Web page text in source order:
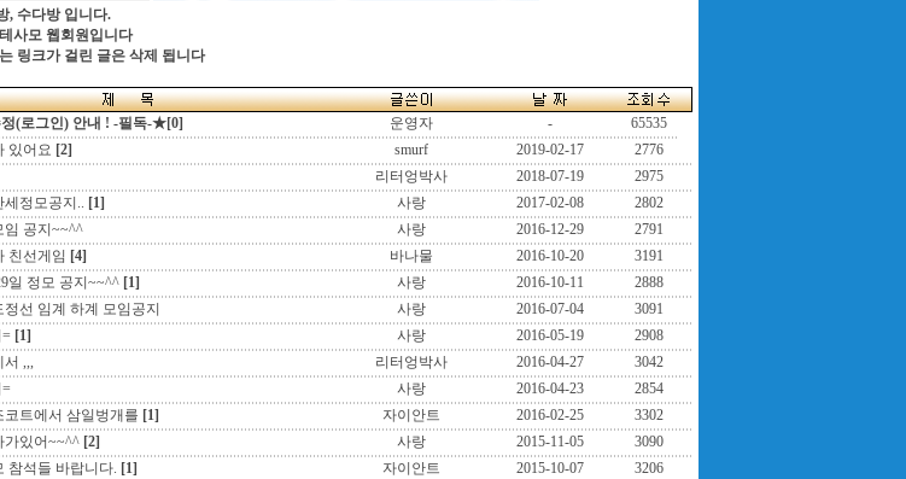
, 수다방 입니다.
사모 웹회원입니다
링크가 걸린 글은 삭제 됩니다
(로그인) 안내 ! -필독-★[0] 운영자 -
65535
있어요 [2] smurf 2019-02-17
2776
리터엉박사 2018-07-19
2975
세정모공지.. [1] 사랑 2017-02-08
2802
임 공지~~^^ 사랑 2016-12-29
2791
친선게임 [4] 바나물 2016-10-20
3191
일 정모 공지~~^^ [1] 사랑 2016-10-11
2888
정선 임계 하계 모임공지 사랑 2016-07-04
3091
[1] 사랑 2016-05-19
2908
,,, 리터엉박사 2016-04-27
3042
사랑 2016-04-23
2854
코트에서 삼일벙개를 [1] 자이안트 2016-02-25
3302
가있어~~^^ [2] 사랑 2015-11-05
3090
참석들 바랍니다. [1] 자이안트 2015-10-07
3206